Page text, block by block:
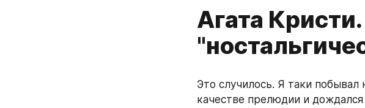
Агата
Это случилось. Я таки побывал
качестве прелюдии и